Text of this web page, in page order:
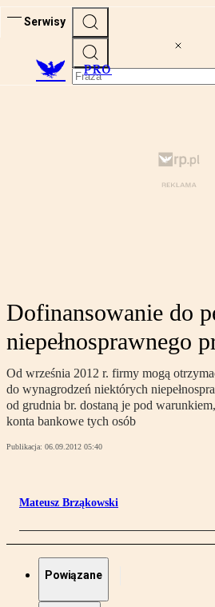
Serwisy
PRO
Dofinansowanie do
niepełnosprawnego
Od września 2012 r. firmy mogą
do wynagrodzeń niektórych
od grudnia br. dostaną je pod
konta bankowe tych osób
Publikacja: 06.09.2012 05:40
Mateusz Brząkowski
Powiązane